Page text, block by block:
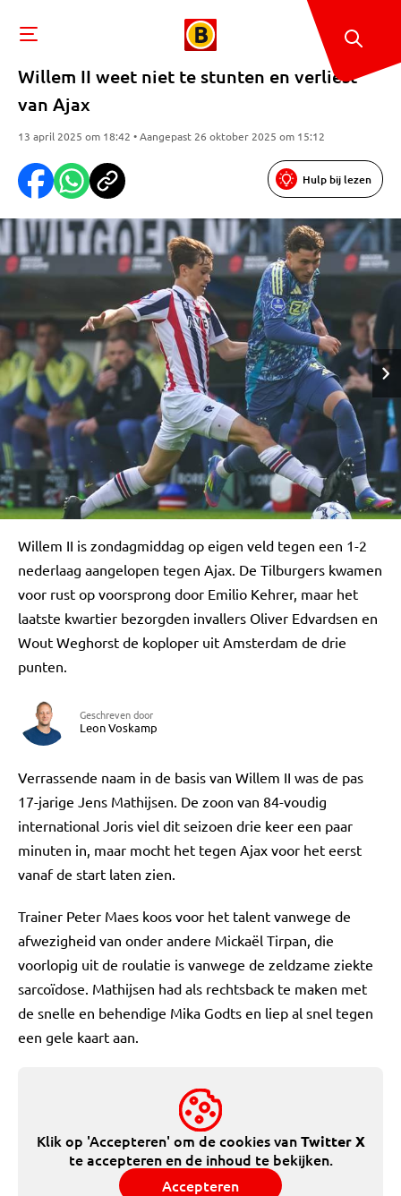
Willem II weet niet te stunten en verliest
van Ajax
13 april 2025 om 18:42 • Aangepast 26 oktober 2025 om 15:12
Hulp bij lezen
Willem II is zondagmiddag op eigen veld tegen een 1-2
nederlaag aangelopen tegen Ajax. De Tilburgers kwamen
voor rust op voorsprong door Emilio Kehrer, maar het
laatste kwartier bezorgden invallers Oliver Edvardsen en
Wout Weghorst de koploper uit Amsterdam de drie
punten.
Geschreven door
Leon Voskamp
Verrassende naam in de basis van Willem II was de pas
17-jarige Jens Mathijsen. De zoon van 84-voudig
international Joris viel dit seizoen drie keer een paar
minuten in, maar mocht het tegen Ajax voor het eerst
vanaf de start laten zien.
Trainer Peter Maes koos voor het talent vanwege de
afwezigheid van onder andere Mickaël Tirpan, die
voorlopig uit de roulatie is vanwege de zeldzame ziekte
sarcoïdose. Mathijsen had als rechtsback te maken met
de snelle en behendige Mika Godts en liep al snel tegen
een gele kaart aan.
Klik op 'Accepteren' om de cookies vanTwitter X
te accepteren en de inhoud te bekijken.
Accepteren